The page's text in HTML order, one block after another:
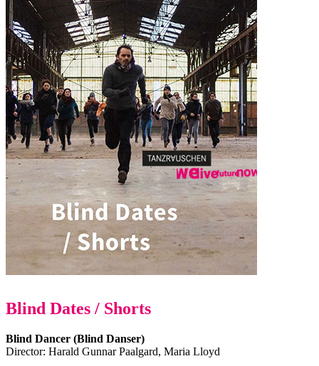
Blind Dates / Shorts
Blind Dancer (Blind Danser)
Director: Harald Gunnar Paalgard, Maria Lloyd